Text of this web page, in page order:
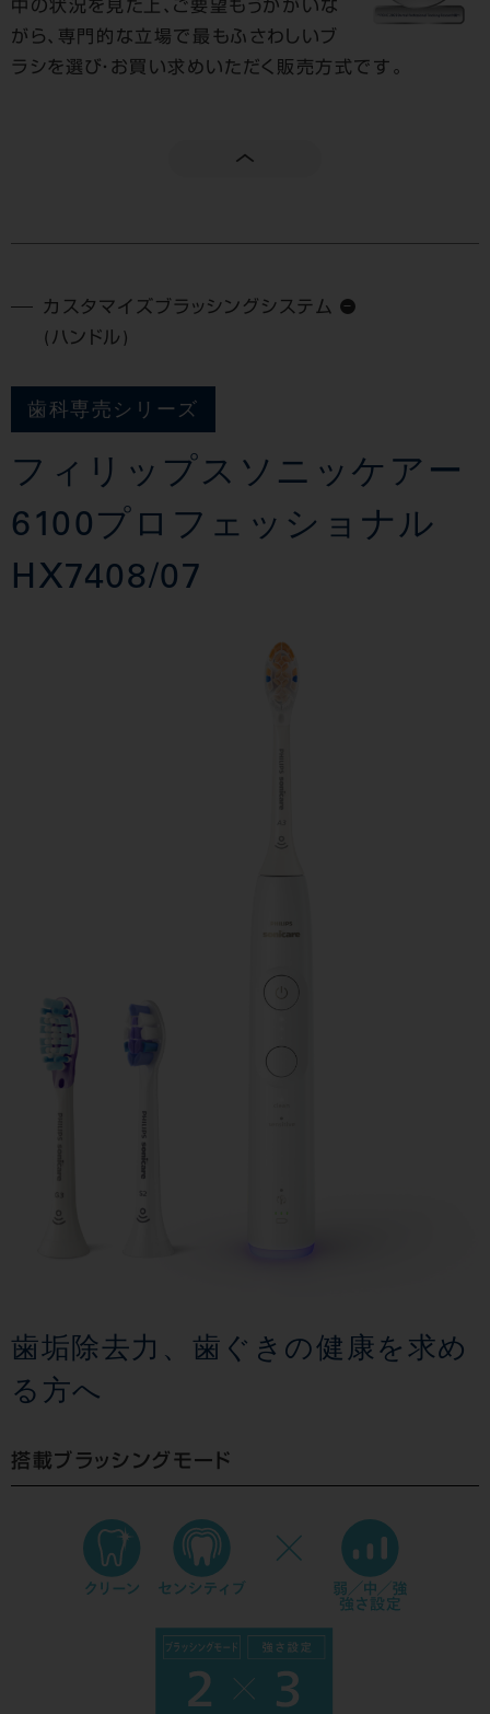
中の状況を見た上、ご要望もうかがいな
がら、専門的な立場で最もふさわしいブ
ラシを選び・お買い求めいただく販売方式です。
カスタマイズブラッシングシステム
(ハンドル)
歯科専売シリーズ
フィリップスソニッケアー
6100プロフェッショナル
HX7408/07
歯垢除去力、歯ぐきの健康を求め
る方へ
搭載ブラッシングモード